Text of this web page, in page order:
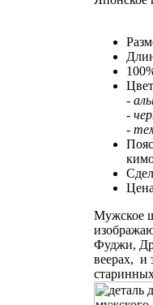
-
-
-
Мужское
Фуджи,
веерах, и